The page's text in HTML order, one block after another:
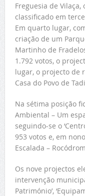
Freguesia de
classificado em
Em quarto lugar,
criação de um
Martinho de
1.792 votos, o
lugar, o projecto de
Casa do Povo de
Na sétima posição
Ambiental – Um
seguindo-se o
953 votos e, em
Escalada –
Os nove projectos
intervenção
Património’,